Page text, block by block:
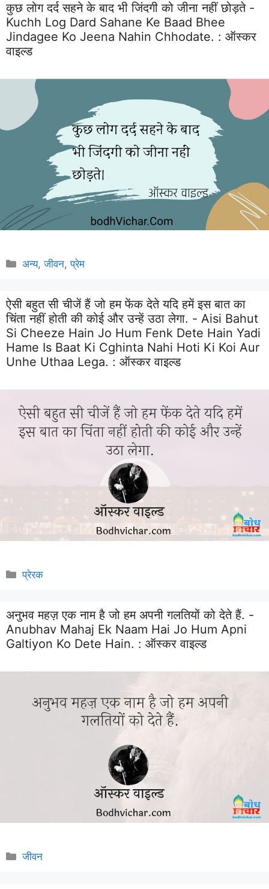
कुछ लोग दर्द सहने के बाद भी जिंदगी को जीना नहीं छोड़ते -
Kuchh Log Dard Sahane Ke Baad Bhee
Jindagee Ko Jeena Nahin Chhodate. : ऑस्कर
वाइल्ड
Categories
अन्य,जीवन,प्रेम
ऐसी बहुत सी चीजें हैं जो हम फेंक देते यदि हमें इस बात का
चिंता नहीं होती की कोई और उन्हें उठा लेगा. - Aisi Bahut
Si Cheeze Hain Jo Hum Fenk Dete Hain Yadi
Hame Is Baat Ki Cghinta Nahi Hoti Ki Koi Aur
Unhe Uthaa Lega. : ऑस्कर वाइल्ड
Categories
प्रेरक
अनुभव महज़ एक नाम है जो हम अपनी गलतियों को देते हैं. -
Anubhav Mahaj Ek Naam Hai Jo Hum Apni
Galtiyon Ko Dete Hain. : ऑस्कर वाइल्ड
Categories
जीवन